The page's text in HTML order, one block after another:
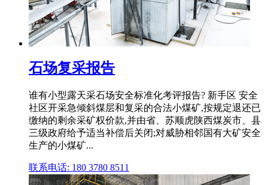
石场复采报告
谁有小型露天采石场安全标准化考评报告? 新手区 安全
社区开采急倾斜煤层和复采的合法小煤矿,按规定退还已
缴纳的剩余采矿权价款,并由省、苏顺虎陕西煤炭市、县
三级政府给予适当补偿后关闭;对威胁相邻国有大矿安全
生产的小煤矿...
联系电话: 180 3780 8511